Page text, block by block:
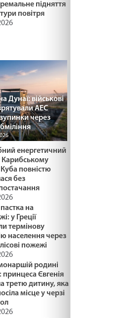
Лк 2:22-40.
Майтеся
файно
файно
Майтеся
Майтеся
файно
підняття
повітря
Дунаї: військові
АЕС
через
енергетичний
Карибському
повністю
без
на
у Греції
термінову
населення через
пожежі
родині
принцеса Євгенія
третю дитину, яка
місце у черзі